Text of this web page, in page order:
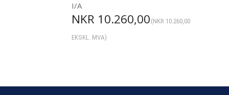
I/A
NKR 10.260,00 (NKR 10.260,00
EKSKL. MVA)